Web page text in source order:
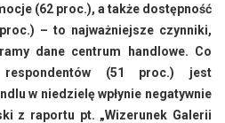
(62 proc.), a także dostępność
– to najważniejsze czynniki,
dane centrum handlowe. Co
(51 proc.) jest
w niedzielę wpłynie negatywnie
z raportu pt. „Wizerunek Galerii